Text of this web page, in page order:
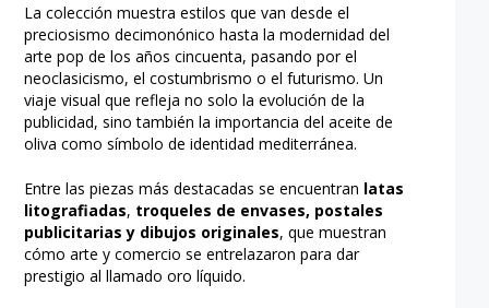
La colección muestra estilos que van desde el
preciosismo decimonónico hasta la modernidad del
arte pop de los años cincuenta, pasando por el
neoclasicismo, el costumbrismo o el futurismo. Un
viaje visual que refleja no solo la evolución de la
publicidad, sino también la importancia del aceite de
oliva como símbolo de identidad mediterránea.
Entre las piezas más destacadas se encuentran latas
litografiadas, troqueles de envases, postales
publicitarias y dibujos originales, que muestran
cómo arte y comercio se entrelazaron para dar
prestigio al llamado oro líquido.